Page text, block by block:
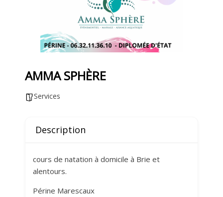
AMMA SPHÈRE
Services
Description
cours de natation à domicile à Brie et
alentours.
Périne Marescaux